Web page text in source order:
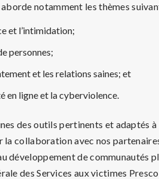
notamment les thèmes
et l’intimidation;
personnes;
et les relations saines; et
en ligne et la cyberviolence.
des outils pertinents et adaptés
la collaboration avec nos
développement de communautés
des Services aux victimes